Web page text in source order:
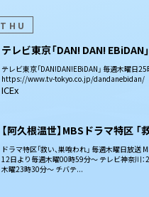
THU
テレビ東京「DAN! DAN! EBiDAN」
テレビ東京「DAN!DAN!EBiDAN」 毎週木曜日
https://www.tv-tokyo.co.jp/dandanebidan/
ICEx
【阿久根温世】MBSドラマ特区 「
ドラマ特区「救い、巣喰われ」 毎週木曜日放送
12日より毎週木曜00時59分～ テレビ神奈川
木曜23時30分～ チバテ...